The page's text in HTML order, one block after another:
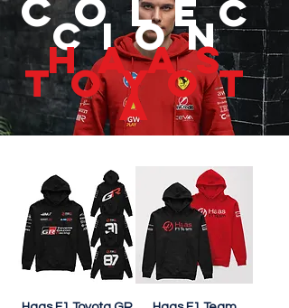
COLEC
CION
haas
toyot
a